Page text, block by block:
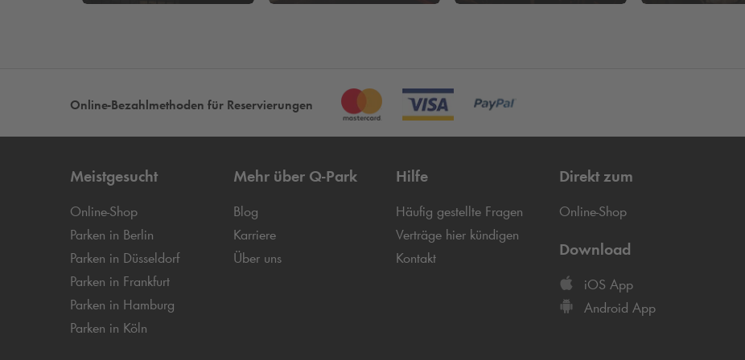
Online-Bezahlmethoden für Reservierungen
Meistgesucht
Online-Shop
Parken in Berlin
Parken in Düsseldorf
Parken in Frankfurt
Parken in Hamburg
Parken in Köln
Mehr über Q-Park
Blog
Karriere
Über uns
Hilfe
Häufig gestellte Fragen
Verträge hier kündigen
Kontakt
Direkt zum
Online-Shop
Download
iOS App
Android App